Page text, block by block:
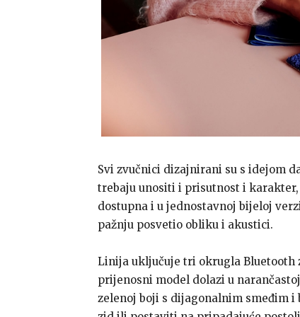
Svi zvučnici dizajnirani su s idejom
trebaju unositi i prisutnost i karakter,
dostupna i u jednostavnoj bijeloj
pažnju posvetio obliku i akustici.
Linija uključuje tri okrugla Bluetooth
prijenosni model dolazi u
zelenoj boji s dijagonalnim smeđim i